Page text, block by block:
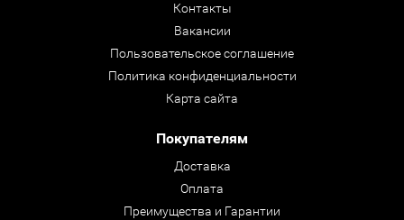
Контакты
Вакансии
Пользовательское соглашение
Политика конфиденциальности
Карта сайта
Покупателям
Доставка
Оплата
Преимущества и Гарантии